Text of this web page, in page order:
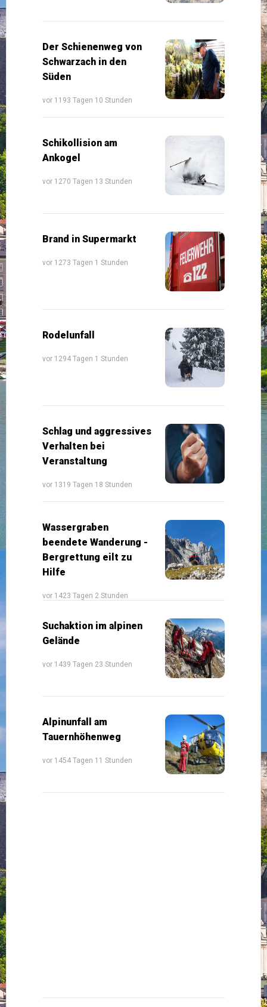
Der Schienenweg von
Schwarzach in den
Süden
vor 1193 Tagen 10 Stunden
Schikollision am
Ankogel
vor 1270 Tagen 13 Stunden
Brand in Supermarkt
vor 1273 Tagen 1 Stunden
Rodelunfall
vor 1294 Tagen 1 Stunden
Schlag und aggressives
Verhalten bei
Veranstaltung
vor 1319 Tagen 18 Stunden
Wassergraben
beendete Wanderung -
Bergrettung eilt zu
Hilfe
vor 1423 Tagen 2 Stunden
Suchaktion im alpinen
Gelände
vor 1439 Tagen 23 Stunden
Alpinunfall am
Tauernhöhenweg
vor 1454 Tagen 11 Stunden